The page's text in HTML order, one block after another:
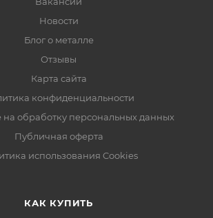
Новости
Блог о металле
Отзывы
Карта сайта
конфиденциальности
обработку персональных данных
Публичная оферта
использования Cookies
КАК КУПИТЬ